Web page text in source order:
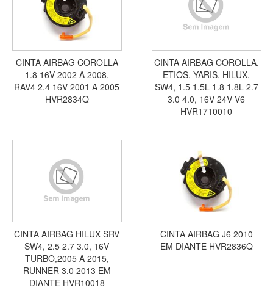
CINTA AIRBAG COROLLA
1.8 16V 2002 A 2008,
RAV4 2.4 16V 2001 A 2005
HVR2834Q
CINTA AIRBAG COROLLA,
ETIOS, YARIS, HILUX,
SW4, 1.5 1.5L 1.8 1.8L 2.7
3.0 4.0, 16V 24V V6
HVR1710010
CINTA AIRBAG HILUX SRV
SW4, 2.5 2.7 3.0, 16V
TURBO,2005 A 2015,
RUNNER 3.0 2013 EM
DIANTE HVR10018
CINTA AIRBAG J6 2010
EM DIANTE HVR2836Q